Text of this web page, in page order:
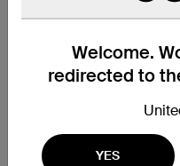
Welcome.
redirected to
YES